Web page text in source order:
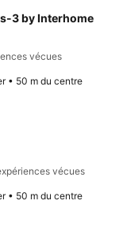
3 by Interhome
vécues
• 50 m du centre
vécues
• 50 m du centre